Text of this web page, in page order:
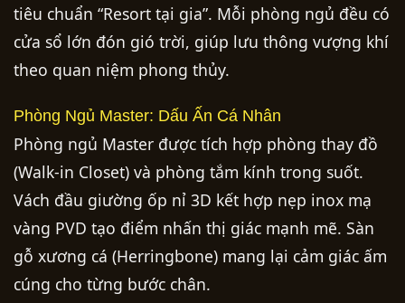
tiêu chuẩn “Resort tại gia”. Mỗi phòng ngủ đều có
cửa sổ lớn đón gió trời, giúp lưu thông vượng khí
theo quan niệm phong thủy.
Phòng Ngủ Master: Dấu Ấn Cá Nhân
Phòng ngủ Master được tích hợp phòng thay đồ
(Walk-in Closet) và phòng tắm kính trong suốt.
Vách đầu giường ốp nỉ 3D kết hợp nẹp inox mạ
vàng PVD tạo điểm nhấn thị giác mạnh mẽ. Sàn
gỗ xương cá (Herringbone) mang lại cảm giác ấm
cúng cho từng bước chân.